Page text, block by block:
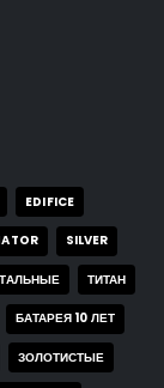
EDIFICE
SILVER
ТИТАН
БАТАРЕЯ 10 ЛЕТ
ЗОЛОТИСТЫЕ